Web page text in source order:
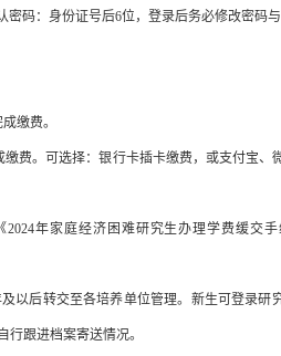
密码：身份证号后6位，登录后务必修改密码
缴费。
费。可选择：银行卡插卡缴费，或支付宝、
《2024年家庭经济困难研究生办理学费缓交
及以后转交至各培养单位管理。新生可登录研
跟进档案寄送情况。